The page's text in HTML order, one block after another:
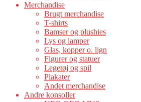
Merchandise
Brugt merchandise
T-shirts
Bamser og plushies
Lys og lamper
Glas, kopper o. lign
Figurer og statuer
Legetøj og spil
Plakater
Andet merchandise
Andre konsoller